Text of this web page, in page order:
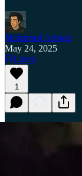
Mohamed Ashour
May 24, 2025
Listen
1